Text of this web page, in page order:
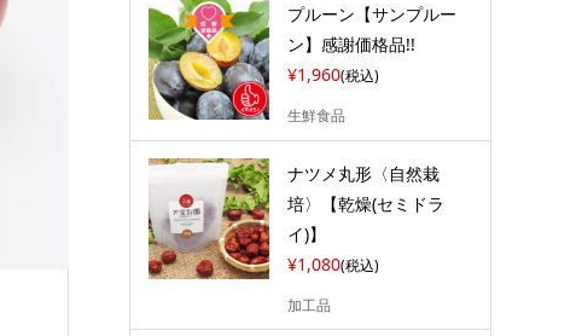
プルーン【サンプルー
ン】感謝価格品!!
¥1,960(税込)
生鮮食品
ナツメ丸形〈自然栽
培〉【乾燥(セミドラ
イ)】
¥1,080(税込)
加工品